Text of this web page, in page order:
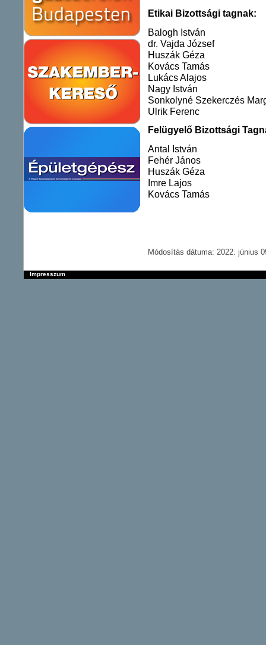
Etikai Bizottsági tagnak:
Balogh István
dr. Vajda József
Huszák Géza
Kovács Tamás
Lukács Alajos
Nagy István
Sonkolyné Szekerczés
Ulrik
Felügyelő Bizottsági
Antal István
Fehér János
Huszák Géza
Imre Lajos
Kovács Tamás
Módosítás dátuma: 2022. június
Impresszum